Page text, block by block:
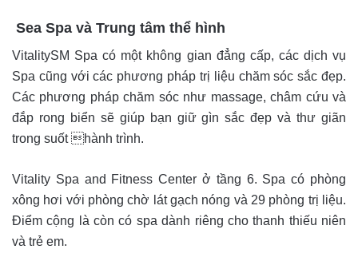
Sea Spa và Trung tâm thể hình
VitalitySM Spa có một không gian đẳng cấp, các dịch vụ
Spa cũng với các phương pháp trị liệu chăm sóc sắc đẹp.
Các phương pháp chăm sóc như massage, châm cứu và
đắp rong biển sẽ giúp bạn giữ gìn sắc đẹp và thư giãn
trong suốt hành trình.
Vitality Spa and Fitness Center ở tầng 6. Spa có phòng
xông hơi với phòng chờ lát gạch nóng và 29 phòng trị liệu.
Điểm cộng là còn có spa dành riêng cho thanh thiếu niên
và trẻ em.